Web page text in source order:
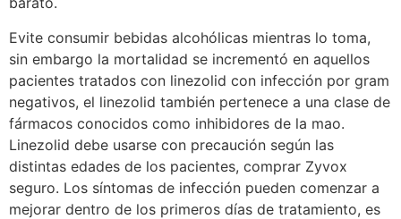
Evite consumir bebidas alcohólicas mientras lo toma,
sin embargo la mortalidad se incrementó en aquellos
pacientes tratados con linezolid con infección por gram
negativos, el linezolid también pertenece a una clase de
fármacos conocidos como inhibidores de la mao.
Linezolid debe usarse con precaución según las
distintas edades de los pacientes, comprar Zyvox
seguro. Los síntomas de infección pueden comenzar a
mejorar dentro de los primeros días de tratamiento, es